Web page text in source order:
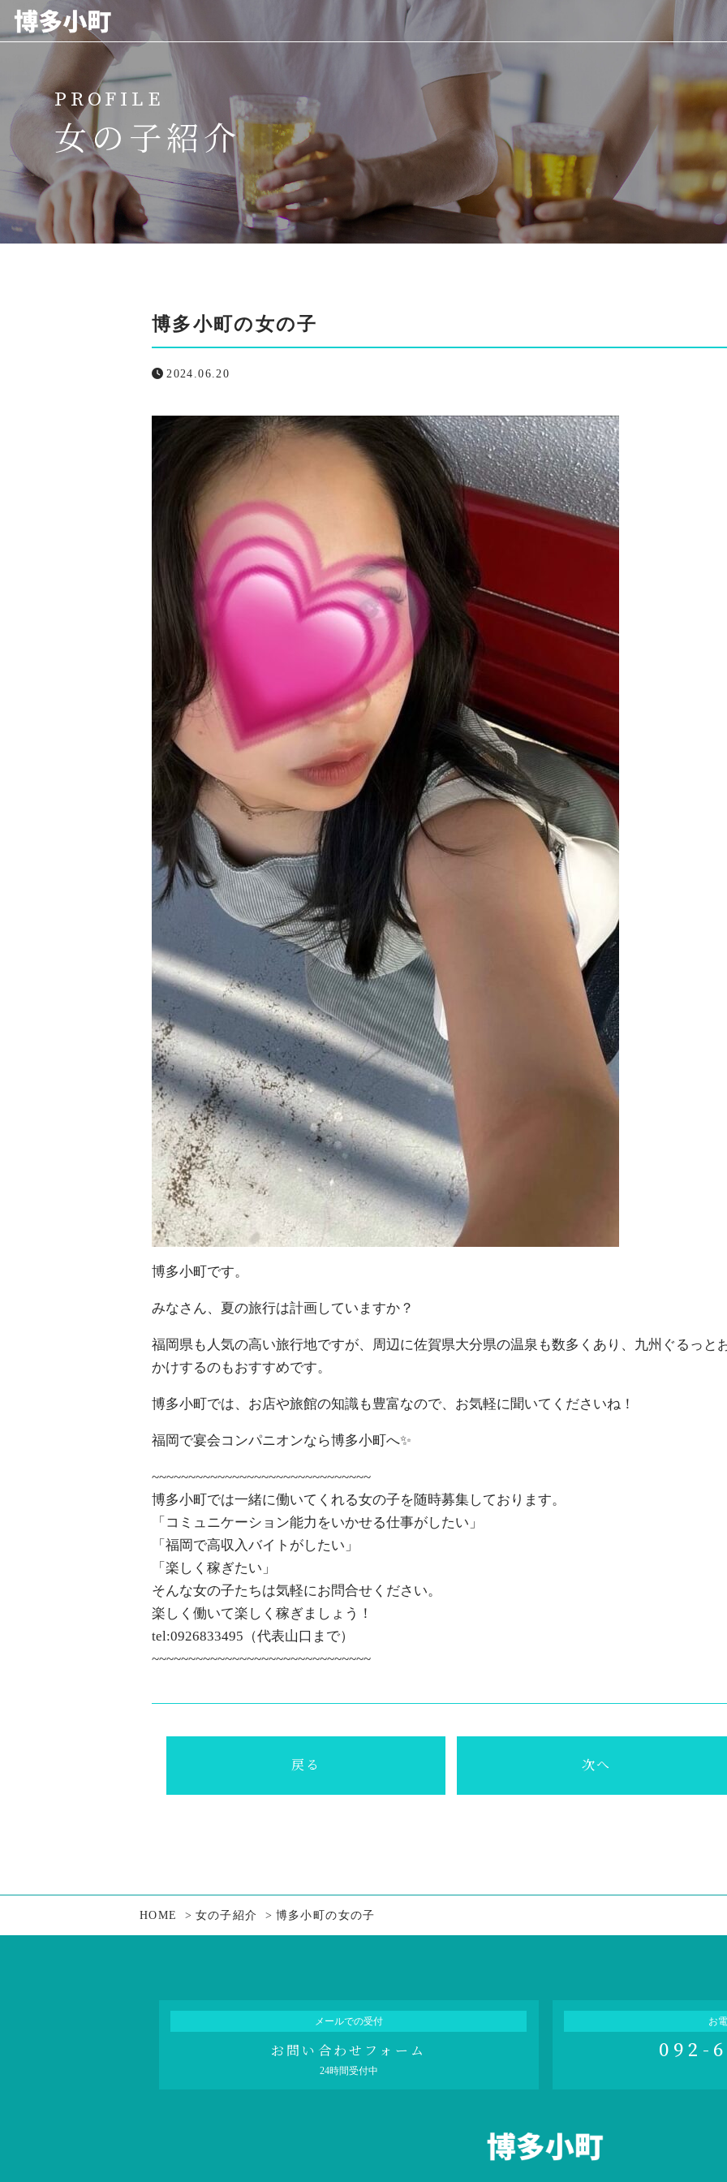
博多小町について
料金プラン
女の子紹介
CONTACT
お問い合わせはこちら
メールでの受付
お問い合わせフォーム
PROFILE
女の子紹介
博多小町の女の子
2024.06.20
博多小町です。
みなさん、夏の旅行は計画していますか？
福岡県も人気の高い旅行地ですが、周辺に佐賀県大分県の温泉も数多くあり、九州ぐるっと
かけするのもおすすめです。
博多小町では、お店や旅館の知識も豊富なので、お気軽に聞いてくださいね！
福岡で宴会コンパニオンなら博多小町へ✨
~~~~~~~~~~~~~~~~~~~~~~~~~~~~~~
博多小町では一緒に働いてくれる女の子を随時募集しております。
「コミュニケーション能力をいかせる仕事がしたい」
「福岡で高収入バイトがしたい」
「楽しく稼ぎたい」
そんな女の子たちは気軽にお問合せください。
楽しく働いて楽しく稼ぎましょう！
tel:0926833495 （代表山口まで）
~~~~~~~~~~~~~~~~~~~~~~~~~~~~~~
戻る 次へ
HOME 女の子紹介 博多小町の女の子
メールでの受付
お問い合わせフォーム
24時間受付中
お
092-